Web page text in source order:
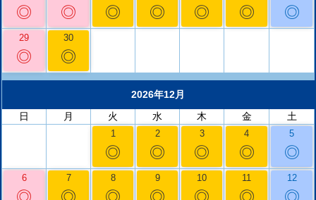
◎ ◎ ◎ ◎ ◎ ◎ ◎
29
◎
30
◎
2026年12月
日
月 火 水 木 金 土
1
◎
2
◎
3
◎
4
◎
5
◎
6 7 8 9 10 11 12